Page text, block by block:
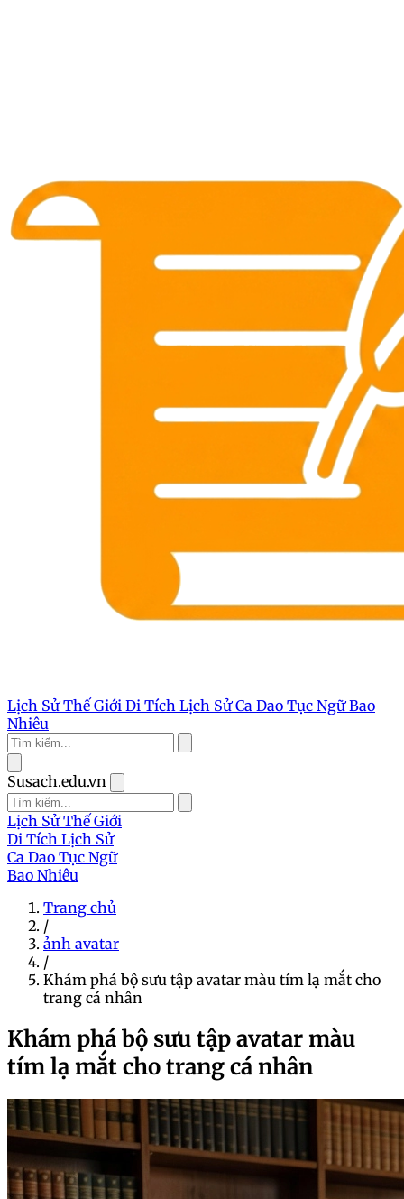
Lịch Sử Thế Giới Di Tích Lịch SửCa Dao Tục NgữBao
Nhiêu
Susach.edu.vn
Lịch Sử Thế Giới
Di Tích Lịch Sử
Ca Dao Tục Ngữ
Bao Nhiêu
Trang chủ
/
ảnh avatar
/
Khám phá bộ sưu tập avatar màu tím lạ mắt cho
trang cá nhân
Khám phá bộ sưu tập avatar màu
tím lạ mắt cho trang cá nhân